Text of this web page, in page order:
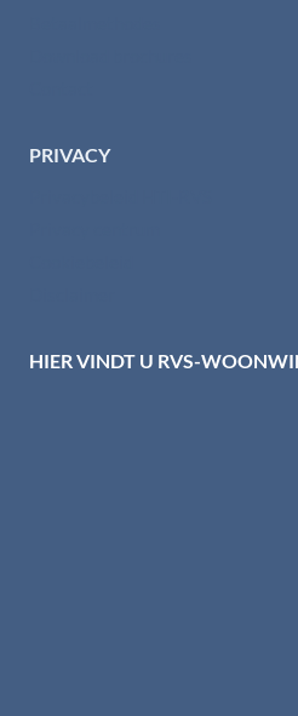
PRIVACY
HIER VINDT U RVS-